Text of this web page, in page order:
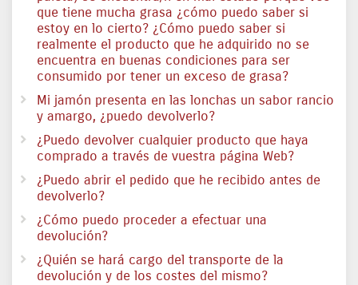
que tiene mucha grasa ¿cómo puedo saber si
estoy en lo cierto? ¿Cómo puedo saber si
realmente el producto que he adquirido no se
encuentra en buenas condiciones para ser
consumido por tener un exceso de grasa?
Mi jamón presenta en las lonchas un sabor rancio
y amargo, ¿puedo devolverlo?
¿Puedo devolver cualquier producto que haya
comprado a través de vuestra página Web?
¿Puedo abrir el pedido que he recibido antes de
devolverlo?
¿Cómo puedo proceder a efectuar una
devolución?
¿Quién se hará cargo del transporte de la
devolución y de los costes del mismo?